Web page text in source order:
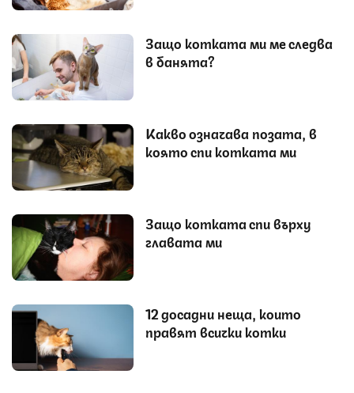
Защо котката ми ме следва
в банята?
Какво означава позата, в
която спи котката ми
Защо котката спи върху
главата ми
12 досадни неща, които
правят всички котки